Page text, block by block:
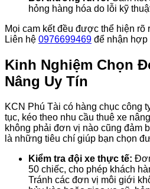
hỏng hàng hóa do lỗi kỹ
Mọi cam kết đều được thể hiện rõ
Liên hệ 0976699469 để nhận hợp
Kinh Nghiệm Chọn
Nâng Uy Tín
KCN Phú Tài có hàng chục công
tục, kéo theo nhu cầu thuê xe
không phải đơn vị nào cũng đảm
là những tiêu chí giúp bạn chọn
Kiểm tra đội xe thực tế:
50 chiếc, cho phép khách
Tránh các đơn vị môi giới